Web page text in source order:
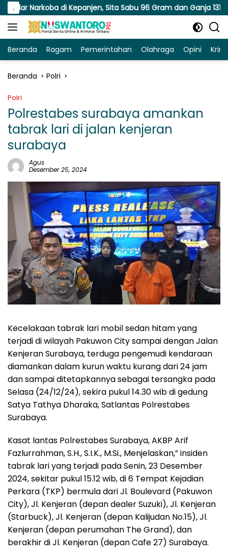
Langsung
ke
konten
.di Kepanjen, Sita Sabu 96 Gram dan Ganja 131 Gram
Beranda Ragam Pemerintahan Olahraga Opini
Beranda Polri
Polri
Polrestabes surabaya amankan
tabrak lari di jalan kenjeran
surabaya
Agus
Desember 25, 2024
Kecelakaan tabrak lari mobil sedan hitam yang
terjadi di wilayah Pakuwon City sampai dengan Jalan
Kenjeran Surabaya, terduga pengemudi kendaraan
diamankan dalam kurun waktu kurang dari 24 jam
dan sampai ditetapkannya sebagai tersangka pada
Selasa (24/12/24), sekira pukul 14.30 wib di gedung
Satya Tathya Dharaka, Satlantas Polrestabes
Surabaya.
Kasat lantas Polrestabes Surabaya, AKBP Arif
Fazlurrahman, S.H., S.I.K., M.Si., Menjelaskan,” insiden
tabrak lari yang terjadi pada Senin, 23 Desember
2024, sekitar pukul 15.12 wib, di 6 Tempat Kejadian
Perkara (TKP) bermula dari Jl. Boulevard (Pakuwon
City), Jl. Kenjeran (depan dealer Suzuki), Jl. Kenjeran
(Starbuck), Jl. Kenjeran (depan Kalijudan No.15), Jl.
Kenjeran (depan perumahan The Grand), dan
berakhir di Jl. Kenjeran (depan Cafe 27) Surabaya.